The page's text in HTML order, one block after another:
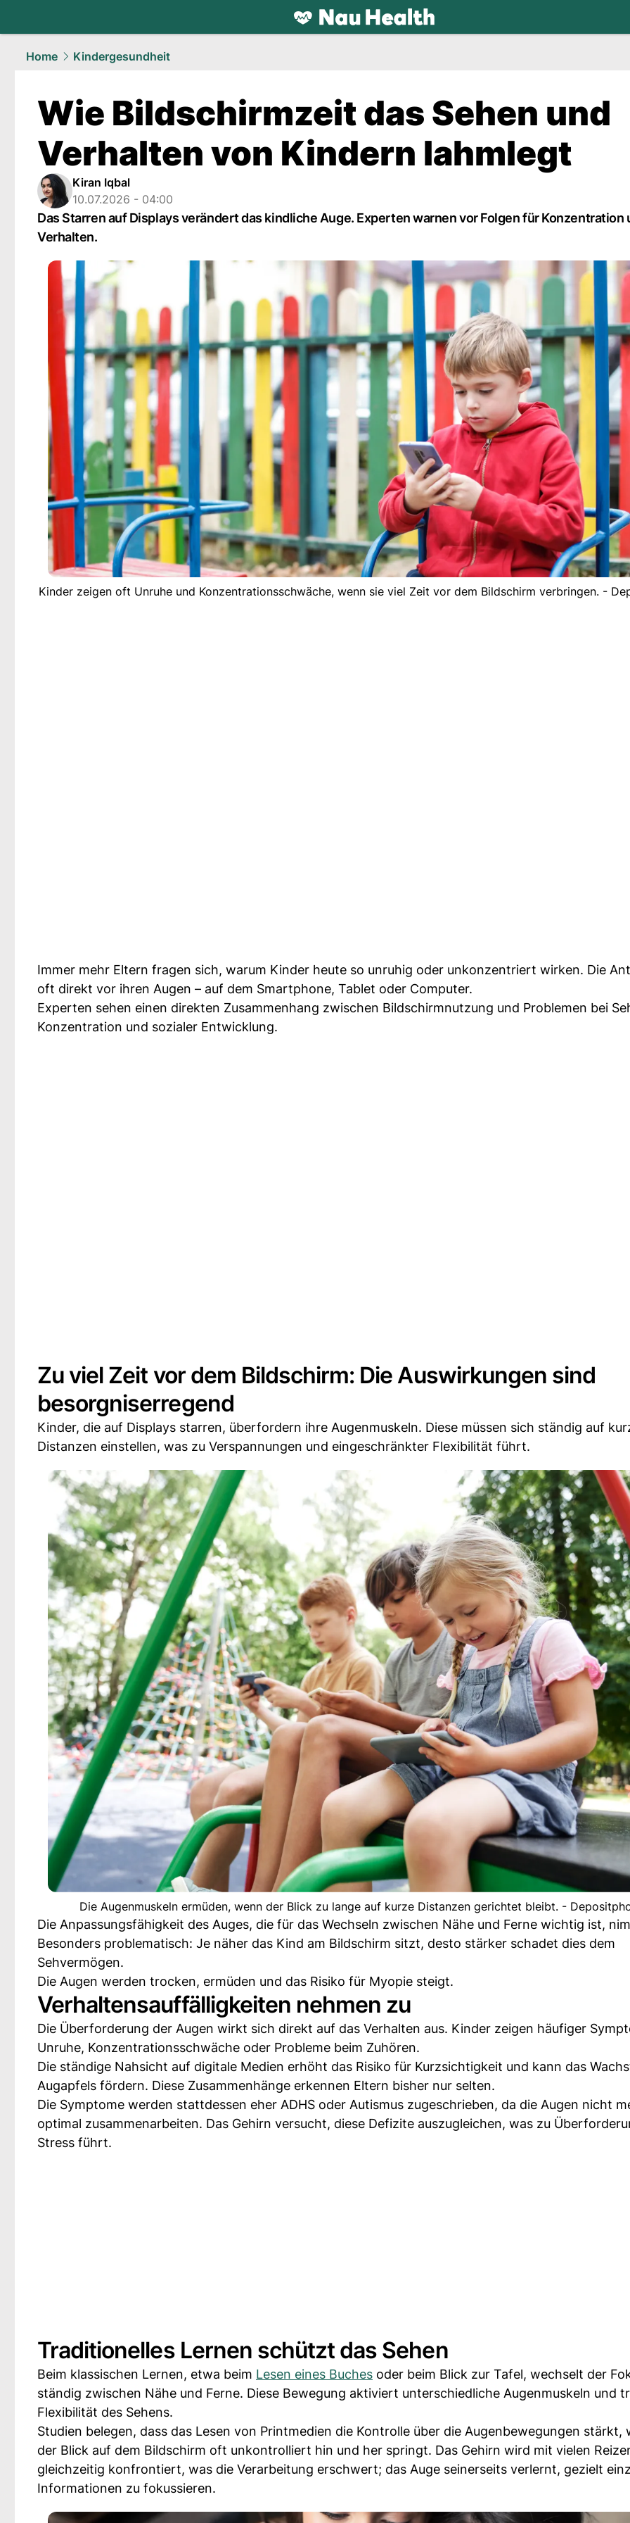
health.NAU.ch
Home
Kindergesundheit
Wie Bildschirmzeit das Sehen und
Verhalten von Kindern lahmlegt
Kiran Iqbal
10.07.2026 - 04:00
Das Starren auf Displays verändert das kindliche Auge. Experten warnen vor Folgen für Konzentration
Verhalten.
Kinder zeigen oft Unruhe und Konzentrationsschwäche, wenn sie viel Zeit vor dem Bildschirm verbringen. -
Immer mehr Eltern fragen sich, warum Kinder heute so unruhig oder unkonzentriert wirken. Die
oft direkt vor ihren Augen – auf dem Smartphone, Tablet oder Computer.
Experten sehen einen direkten Zusammenhang zwischen Bildschirmnutzung und Problemen bei
Konzentration und sozialer Entwicklung.
Zu viel Zeit vor dem Bildschirm: Die Auswirkungen sind
besorgniserregend
Kinder, die auf Displays starren, überfordern ihre Augenmuskeln. Diese müssen sich ständig auf
Distanzen einstellen, was zu Verspannungen und eingeschränkter Flexibilität führt.
Die Augenmuskeln ermüden, wenn der Blick zu lange auf kurze Distanzen gerichtet bleibt. -
Die Anpassungsfähigkeit des Auges, die für das Wechseln zwischen Nähe und Ferne wichtig ist,
Besonders problematisch: Je näher das Kind am Bildschirm sitzt, desto stärker schadet dies dem
Sehvermögen.
Die Augen werden trocken, ermüden und das Risiko für Myopie steigt.
Verhaltensauffälligkeiten nehmen zu
Die Überforderung der Augen wirkt sich direkt auf das Verhalten aus. Kinder zeigen häufiger
Unruhe, Konzentrationsschwäche oder Probleme beim Zuhören.
Die ständige Nahsicht auf digitale Medien erhöht das Risiko für Kurzsichtigkeit und kann das
Augapfels fördern. Diese Zusammenhänge erkennen Eltern bisher nur selten.
Die Symptome werden stattdessen eher ADHS oder Autismus zugeschrieben, da die Augen nicht
optimal zusammenarbeiten. Das Gehirn versucht, diese Defizite auszugleichen, was zu
Stress führt.
Traditionelles Lernen schützt das Sehen
Beim klassischen Lernen, etwa beim Lesen eines Buches oder beim Blick zur Tafel, wechselt der
ständig zwischen Nähe und Ferne. Diese Bewegung aktiviert unterschiedliche Augenmuskeln und
Flexibilität des Sehens.
Studien belegen, dass das Lesen von Printmedien die Kontrolle über die Augenbewegungen stärkt,
der Blick auf dem Bildschirm oft unkontrolliert hin und her springt. Das Gehirn wird mit vielen
gleichzeitig konfrontiert, was die Verarbeitung erschwert; das Auge seinerseits verlernt, gezielt
Informationen zu fokussieren.